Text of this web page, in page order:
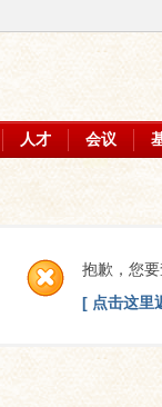
人才 会议
抱歉，您
[ 点击这里